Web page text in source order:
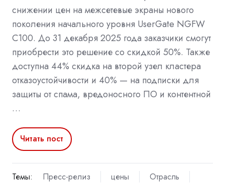
снижении цен на межсетевые экраны нового
поколения начального уровня UserGate NGFW
C100. До 31 декабря 2025 года заказчики смогут
приобрести это решение со скидкой 50%. Также
доступна 44% скидка на второй узел кластера
отказоустойчивости и 40% — на подписки для
защиты от спама, вредоносного ПО и контентной
…
Читать пост
Темы: Пресс-релиз цены Отрасль